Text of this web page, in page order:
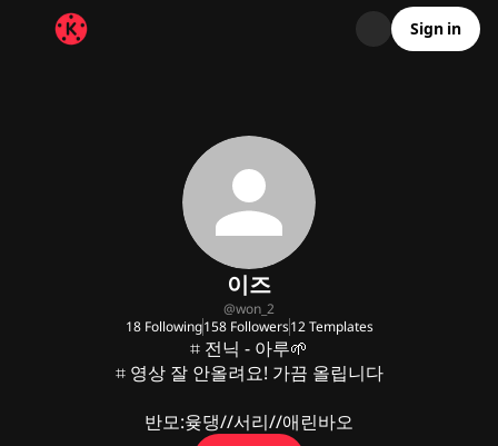
Sign in
이즈
@won_2
18 Following158 Followers12Templates
⌗ 전닉 - 아루🌱
⌗ 영상 잘 안올려요! 가끔 올립니다
반모:윶댕//서리//애린바오